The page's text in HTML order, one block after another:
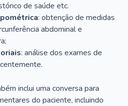
de saúde etc.
: obtenção de medidas
abdominal e
: análise dos exames de
inclui uma conversa para
do paciente, incluindo